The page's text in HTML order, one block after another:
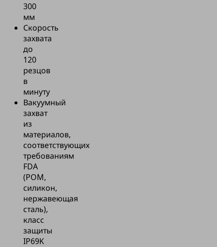
300
мм
Скорость
захвата
до
120
резцов
в
минуту
Вакуумный
захват
из
материалов,
соответствующих
требованиям
FDA
(POM,
силикон,
нержавеющая
сталь),
класс
защиты
IP69K